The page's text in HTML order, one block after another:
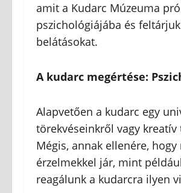
amit a Kudarc Múzeuma
pszichológiájába és
belátásokat.
A kudarc megértése:
Alapvetően a kudarc egy
törekvéseinkről vagy
Mégis, annak ellenére,
érzelmekkel jár, mint
reagálunk a kudarcra ilyen